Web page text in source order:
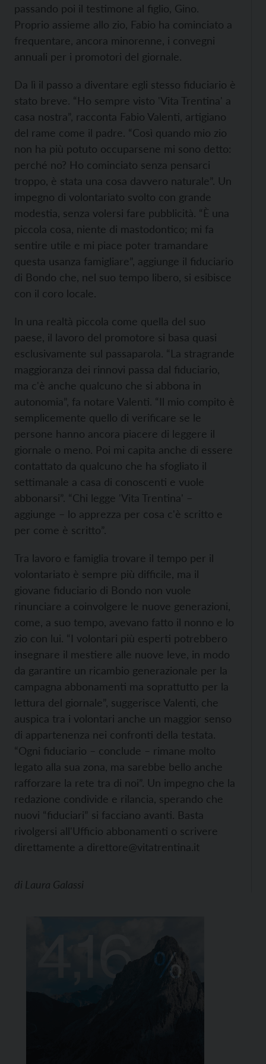
passando poi il testimone al figlio, Gino.
Proprio assieme allo zio, Fabio ha cominciato a
frequentare, ancora minorenne, i convegni
annuali per i promotori del giornale.
Da lì il passo a diventare egli stesso fiduciario è
stato breve. “Ho sempre visto 'Vita Trentina' a
casa nostra”, racconta Fabio Valenti, artigiano
del rame come il padre. “Così quando mio zio
non ha più potuto occuparsene mi sono detto:
perché no? Ho cominciato senza pensarci
troppo, è stata una cosa davvero naturale”. Un
impegno di volontariato svolto con grande
modestia, senza volersi fare pubblicità. “È una
piccola cosa, niente di mastodontico; mi fa
sentire utile e mi piace poter tramandare
questa usanza famigliare”, aggiunge il fiduciario
di Bondo che, nel suo tempo libero, si esibisce
con il coro locale.
In una realtà piccola come quella del suo
paese, il lavoro del promotore si basa quasi
esclusivamente sul passaparola. “La stragrande
maggioranza dei rinnovi passa dal fiduciario,
ma c'è anche qualcuno che si abbona in
autonomia”, fa notare Valenti. “Il mio compito è
semplicemente quello di verificare se le
persone hanno ancora piacere di leggere il
giornale o meno. Poi mi capita anche di essere
contattato da qualcuno che ha sfogliato il
settimanale a casa di conoscenti e vuole
abbonarsi”. “Chi legge 'Vita Trentina' –
aggiunge – lo apprezza per cosa c'è scritto e
per come è scritto”.
Tra lavoro e famiglia trovare il tempo per il
volontariato è sempre più difficile, ma il
giovane fiduciario di Bondo non vuole
rinunciare a coinvolgere le nuove generazioni,
come, a suo tempo, avevano fatto il nonno e lo
zio con lui. “I volontari più esperti potrebbero
insegnare il mestiere alle nuove leve, in modo
da garantire un ricambio generazionale per la
campagna abbonamenti ma soprattutto per la
lettura del giornale”, suggerisce Valenti, che
auspica tra i volontari anche un maggior senso
di appartenenza nei confronti della testata.
“Ogni fiduciario – conclude – rimane molto
legato alla sua zona, ma sarebbe bello anche
rafforzare la rete tra di noi”. Un impegno che la
redazione condivide e rilancia, sperando che
nuovi “fiduciari” si facciano avanti. Basta
rivolgersi all'Ufficio abbonamenti o scrivere
direttamente a direttore@vitatrentina.it
di Laura Galassi